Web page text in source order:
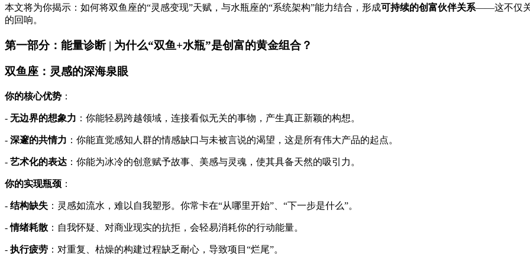
本文将为你揭示：如何将双鱼座的“灵感变现”天赋，与水瓶座的“系统架构”能力结合，形成可持续的创富伙伴关系——这不仅关
的回响。
第一部分：能量诊断 | 为什么“双鱼+水瓶”是创富的黄金组合？
双鱼座：灵感的深海泉眼
你的核心优势 ：
- 无边界的想象力 ：你能轻易跨越领域，连接看似无关的事物，产生真正新颖的构想。
- 深邃的共情力 ：你能直觉感知人群的情感缺口与未被言说的渴望，这是所有伟大产品的起点。
- 艺术化的表达 ：你能为冰冷的创意赋予故事、美感与灵魂，使其具备天然的吸引力。
你的实现瓶颈 ：
- 结构缺失 ：灵感如流水，难以自我塑形。你常卡在“从哪里开始”、“下一步是什么”。
-情绪耗散 ：自我怀疑、对商业现实的抗拒，会轻易消耗你的行动能量。
- 执行疲劳 ：对重复、枯燥的构建过程缺乏耐心，导致项目“烂尾”。